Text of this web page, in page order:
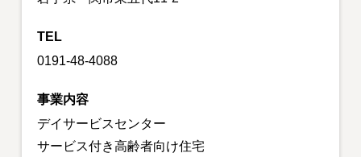
TEL
0191-48-4088
事業内容
デイサービスセンター
サービス付き高齢者向け住宅